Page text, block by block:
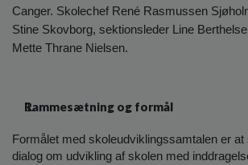
Canger. Skolechef René Rasmussen
Stine Skovborg, sektionsleder Line
Mette Thrane Nielsen.
Rammesætning og formål
Formålet med skoleudviklingssamtalen er at
dialog om udvikling af skolen med